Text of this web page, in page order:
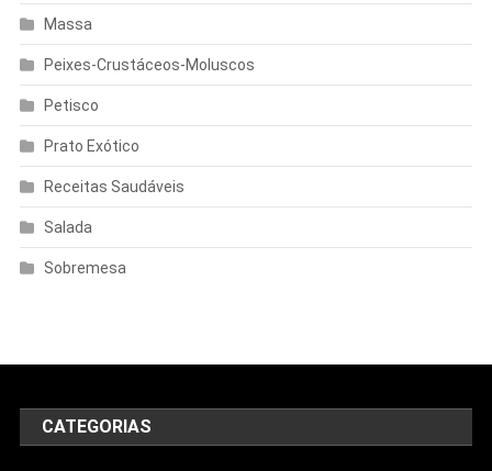
Massa
Peixes-Crustáceos-Moluscos
Petisco
Prato Exótico
Receitas Saudáveis
Salada
Sobremesa
CATEGORIAS